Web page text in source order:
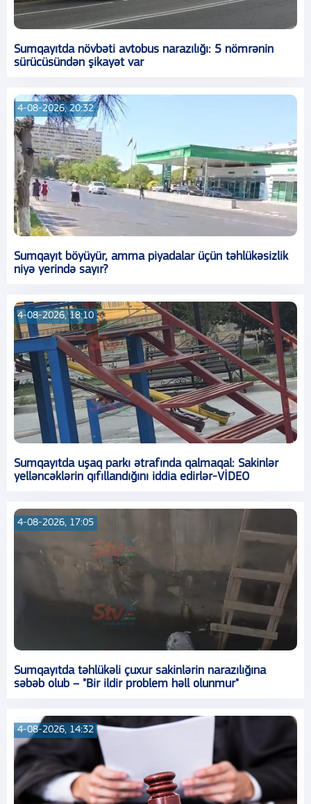
Sumqayıtda növbəti avtobus narazılığı: 5 nömrənin
sürücüsündən şikayət var
4-08-2026, 20:32
Sumqayıt böyüyür, amma piyadalar üçün təhlükəsizlik
niyə yerində sayır?
4-08-2026, 18:10
Sumqayıtda uşaq parkı ətrafında qalmaqal: Sakinlər
yelləncəklərin qıfıllandığını iddia edirlər-VİDEO
4-08-2026, 17:05
Sumqayıtda təhlükəli çuxur sakinlərin narazılığına
səbəb olub – "Bir ildir problem həll olunmur"
4-08-2026, 14:32